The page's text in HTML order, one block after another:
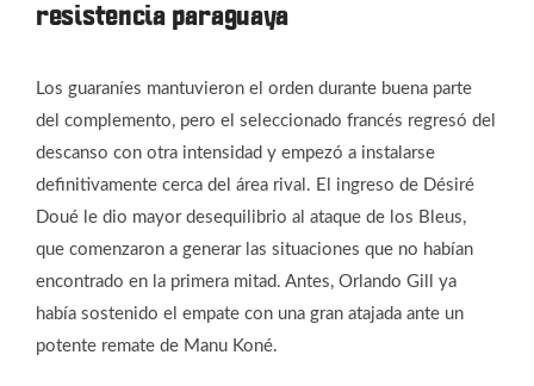
resistencia paraguaya
Los guaraníes mantuvieron el orden durante buena parte
del complemento, pero el seleccionado francés regresó del
descanso con otra intensidad y empezó a instalarse
definitivamente cerca del área rival. El ingreso de Désiré
Doué le dio mayor desequilibrio al ataque de los Bleus,
que comenzaron a generar las situaciones que no habían
encontrado en la primera mitad. Antes, Orlando Gill ya
había sostenido el empate con una gran atajada ante un
potente remate de Manu Koné.